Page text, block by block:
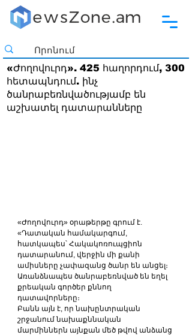
«Ժողովուրդ». 425 հաղորդում, 300
հետապնդում. ինչ
ծանրաբեռնվածությամբ են
աշխատել դատարանները
«Ժողովուրդ» օրաթերթը գրում է.
«Դատական համակարգում,
հատկապես՝ Հակակոռուպցիոն
դատարանում, վերջին մի քանի
ամիսները չափազանց ծանր են անցել։
Առանձնապես ծանրաբեռնված են եղել
քրեական գործեր քննող
դատավորները։
Բանն այն է, որ նախընտրական
շրջանում նախաքննական
մարմիններն այնքան մեծ թվով անձանց